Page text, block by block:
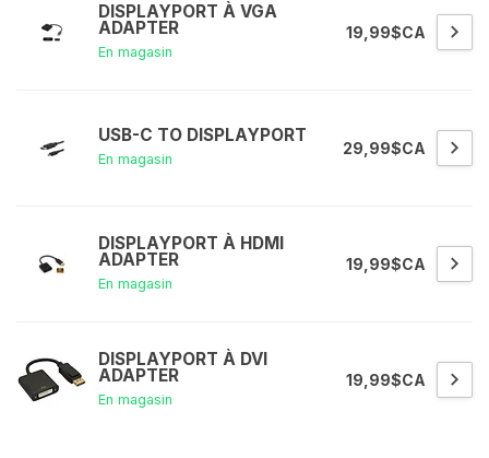
DISPLAYPORT À VGA
ADAPTER
En magasin
19,99$CA
USB-C TO DISPLAYPORT
En magasin
29,99$CA
DISPLAYPORT À HDMI
ADAPTER
En magasin
19,99$CA
DISPLAYPORT À DVI
ADAPTER
En magasin
19,99$CA